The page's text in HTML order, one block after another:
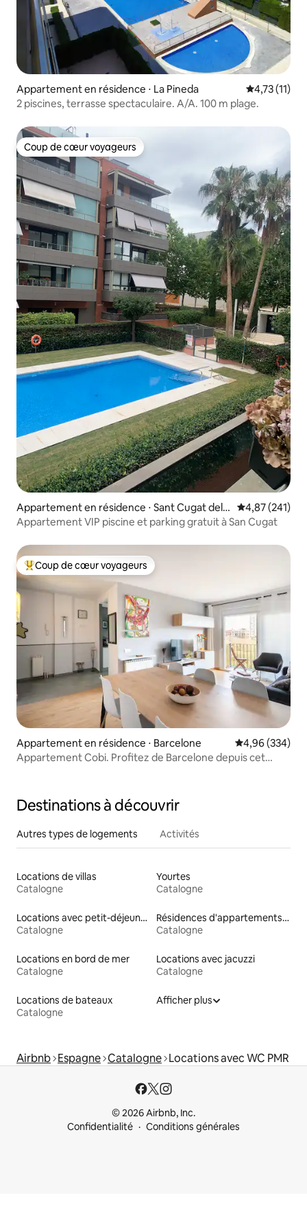
Appartement en résidence ⋅ La Pineda Évaluation
4,73 (11)
2 piscines, terrasse spectaculaire. A/A. 100 m plage.
Coup de cœur voyageurs
Coup de cœur voyageurs
Appartement en résidence ⋅ Sant Cugat del V
allès
Évaluation
4,87 (241)
Appartement VIP piscine et parking gratuit à San Cugat
Coups de cœur voyageurs les plus appréciés
Coup de cœur voyageurs
Appartement en résidence ⋅ Barcelone Évaluation
4,96 (334)
Appartement Cobi. Profitez de Barcelone depuis cet
Destinations à découvrir
Autres types de logements Activités
Locations de villas
Catalogne
Yourtes
Catalogne
Locations avec petit-déjeuner
Catalogne
Résidences d'appartements en location
Catalogne
Locations en bord de mer
Catalogne
Locations avec jacuzzi
Catalogne
Locations de bateaux
Catalogne
Afficher plus
Airbnb Espagne Catalogne Locations avec WC PMR
© 2026 Airbnb, Inc.
Confidentialité
Conditions générales